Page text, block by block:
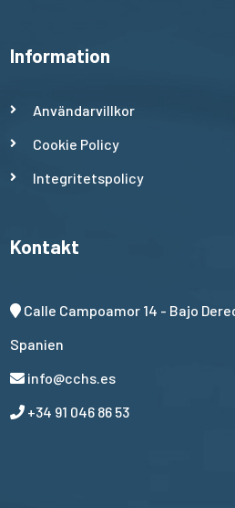
Information
Användarvillkor
Cookie Policy
Integritetspolicy
Kontakt
Calle Campoamor 14 - Bajo
Spanien
info@cchs.es
+34 91 046 86 53